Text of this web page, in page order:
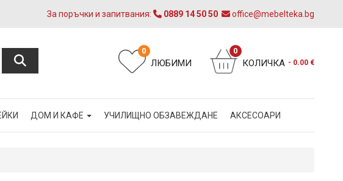
За поръчки и запитвания: 0889 14 50 50 office@mebelteka.bg
КОЛИЧКА
0
- 0.00 €
ЛЮБИМИ
0
ДОМ И КАФЕ УЧИЛИЩНО ОБЗАВЕЖДАНЕ АКСЕСОАРИ